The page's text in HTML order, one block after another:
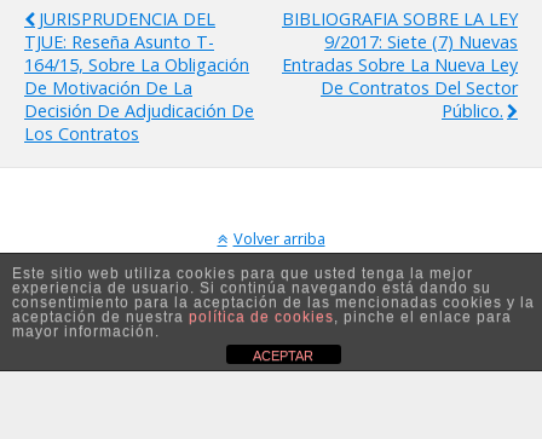
JURISPRUDENCIA DEL
TJUE: Reseña Asunto T-
164/15, Sobre La Obligación
De Motivación De La
Decisión De Adjudicación De
Los Contratos
BIBLIOGRAFIA SOBRE LA LEY
9/2017: Siete (7) Nuevas
Entradas Sobre La Nueva Ley
De Contratos Del Sector
Público.
Volver arriba
Móvil Escritorio
Este sitio web utiliza cookies para que usted tenga la mejor
experiencia de usuario. Si continúa navegando está dando su
consentimiento para la aceptación de las mencionadas cookies y la
aceptación de nuestra política de cookies, pinche el enlace para
mayor información.
ACEPTAR